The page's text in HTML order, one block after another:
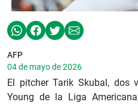
AFP
04 de mayo de 2026
El pitcher Tarik Skubal, dos
Young de la Liga